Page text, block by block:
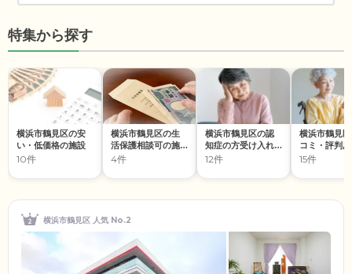
特集から探す
横浜市鶴見区の安
い・低価格の施設
10件
横浜市鶴見区の生
活保護相談可の施
設
4件
横浜市鶴見区の認
知症の方受け入れ
の施設
12件
横浜市鶴見
コミ・評判
施設
15件
横浜市鶴見区 人気 No.2